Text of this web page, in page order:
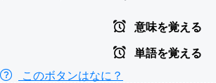
意味を覚える
単語を覚える
このボタンはなに？